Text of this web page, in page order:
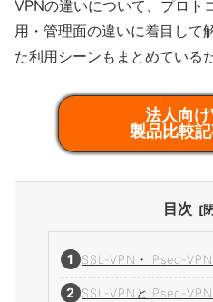
VPNの違いについて、プロト
用・管理面の違いに着目して
た利用シーンもまとめている
法人向
製品比較
目次
SSL-VPN・IPsec-
SSL-VPNとIPsec-